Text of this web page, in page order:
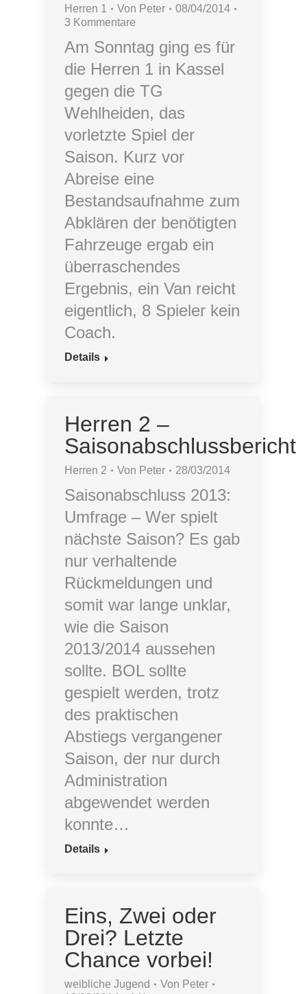
Herren 1 Von Peter
08/04/2014
3 Kommentare
Am Sonntag ging es für
die Herren 1 in Kassel
gegen die TG
Wehlheiden, das
vorletzte Spiel der
Saison. Kurz vor
Abreise eine
Bestandsaufnahme zum
Abklären der benötigten
Fahrzeuge ergab ein
überraschendes
Ergebnis, ein Van reicht
eigentlich, 8 Spieler kein
Coach.
Details
Herren 2 –
Saisonabschlussbericht
Herren 2 Von Peter 28/03/2014
Saisonabschluss 2013:
Umfrage – Wer spielt
nächste Saison? Es gab
nur verhaltende
Rückmeldungen und
somit war lange unklar,
wie die Saison
2013/2014 aussehen
sollte. BOL sollte
gespielt werden, trotz
des praktischen
Abstiegs vergangener
Saison, der nur durch
Administration
abgewendet werden
konnte…
Details
Eins, Zwei oder
Drei? Letzte
Chance vorbei!
weibliche Jugend Von Peter